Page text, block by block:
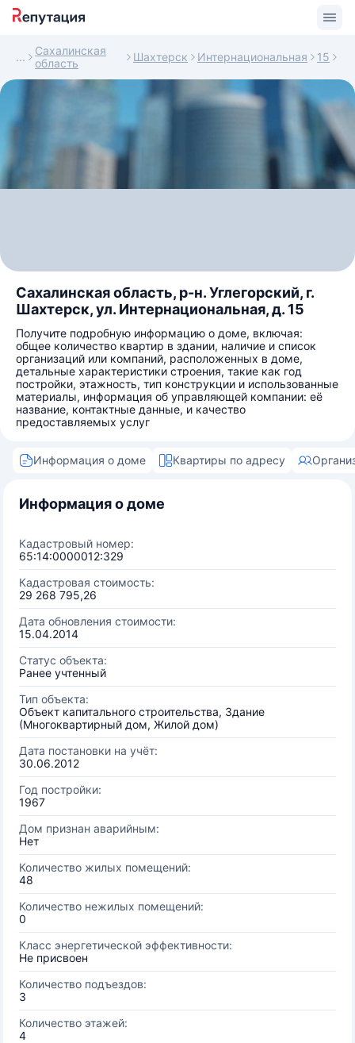
Сахалинская
область
Шахтерск Интернациональная 15
Сахалинская область, р-н. Углегорский, г.
Шахтерск, ул. Интернациональная, д. 15
Получите подробную информацию о доме, включая:
общее количество квартир в здании, наличие и список
организаций или компаний, расположенных в доме,
детальные характеристики строения, такие как год
постройки, этажность, тип конструкции и использованные
материалы, информация об управляющей компании: её
название, контактные данные, и качество
предоставляемых услуг
Информация о доме Квартиры по адресу
Информация о доме
Кадастровый номер:
65:14:0000012:329
Кадастровая стоимость:
29 268 795,26
Дата обновления стоимости:
15.04.2014
Статус объекта:
Ранее учтенный
Тип объекта:
Объект капитального строительства, Здание
(Многоквартирный дом, Жилой дом)
Дата постановки на учёт:
30.06.2012
Год постройки:
1967
Дом признан аварийным:
Нет
Количество жилых помещений:
48
Количество нежилых помещений:
0
Класс энергетической эффективности:
Не присвоен
Количество подъездов:
3
Количество этажей:
4